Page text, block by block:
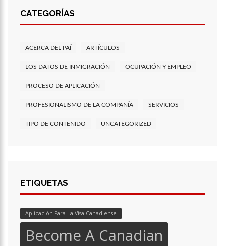
CATEGORÍAS
ACERCA DEL PAÍ ARTÍCULOS
LOS DATOS DE INMIGRACIÓN OCUPACIÓN Y EMPLEO
PROCESO DE APLICACIÓN
PROFESIONALISMO DE LA COMPAÑÍA SERVICIOS
TIPO DE CONTENIDO UNCATEGORIZED
ETIQUETAS
Aplicación Para La Visa Canadiense
Become A Canadian